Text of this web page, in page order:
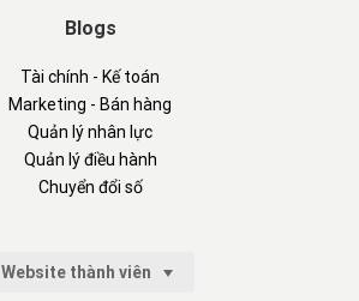
Blogs
Tài chính - Kế toán
Marketing - Bán hàng
Quản lý nhân lực
Quản lý điều hành
Chuyển đổi số
Website thành viên